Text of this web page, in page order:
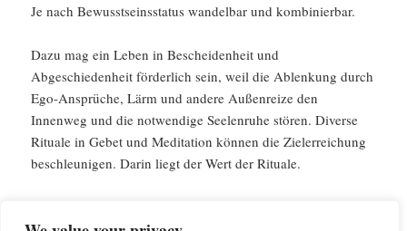
Je nach Bewusstseinsstatus wandelbar und kombinierbar.
Dazu mag ein Leben in Bescheidenheit und
Abgeschiedenheit förderlich sein, weil die Ablenkung durch
Ego-Ansprüche, Lärm und andere Außenreize den
Innenweg und die notwendige Seelenruhe stören. Diverse
Rituale in Gebet und Meditation können die Zielerreichung
beschleunigen. Darin liegt der Wert der Rituale.